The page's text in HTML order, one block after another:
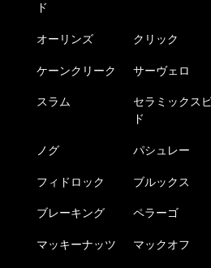
ド
オーリンズ クリック
ケーンクリーク サーヴェロ
スラム
セラミックス
ド
ノグ パシュレー
フィドロック ブルックス
ブレーキング ペラーゴ
マッキーナッツ マックオフ